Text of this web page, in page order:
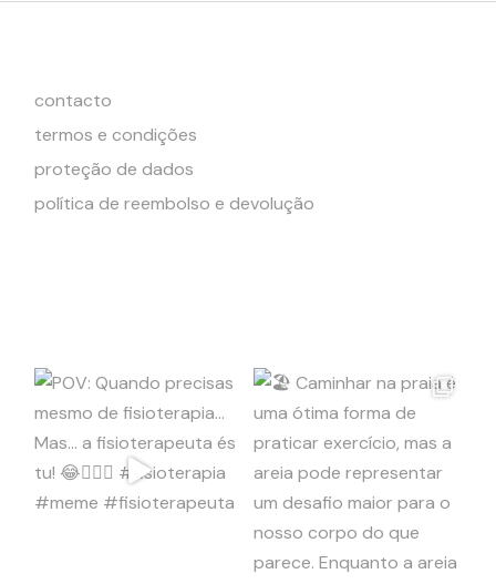
contacto
termos e condições
proteção de dados
política de reembolso e devolução